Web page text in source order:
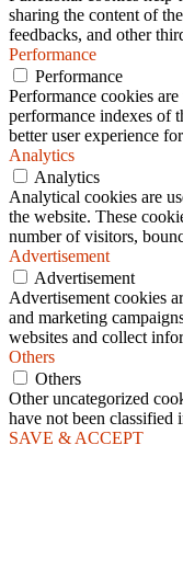
sharing the content of
feedbacks, and other
Performance
Performance
Performance cookies
performance indexes of
better user experience
Analytics
Analytics
Analytical cookies are
the website. These
number of visitors,
Advertisement
Advertisement
Advertisement cookies
and marketing
websites and collect
Others
Others
Other uncategorized
have not been classified
SAVE & ACCEPT